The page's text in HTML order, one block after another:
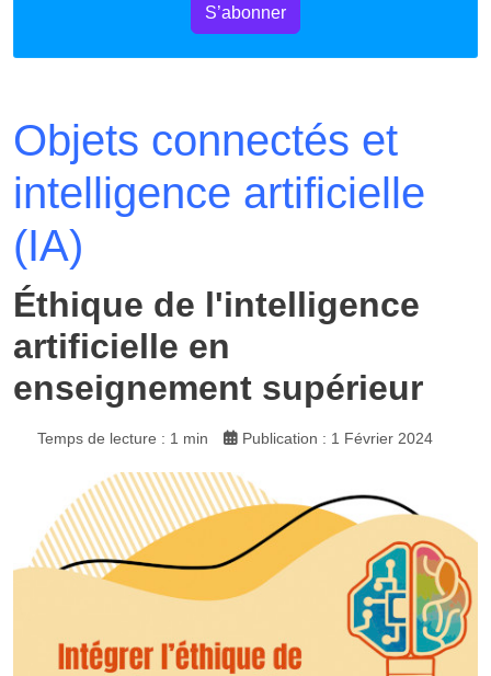
S’abonner
Objets connectés et
intelligence artificielle
(IA)
Éthique de l'intelligence
artificielle en
enseignement supérieur
Temps de lecture : 1 min Publication : 1 Février 2024